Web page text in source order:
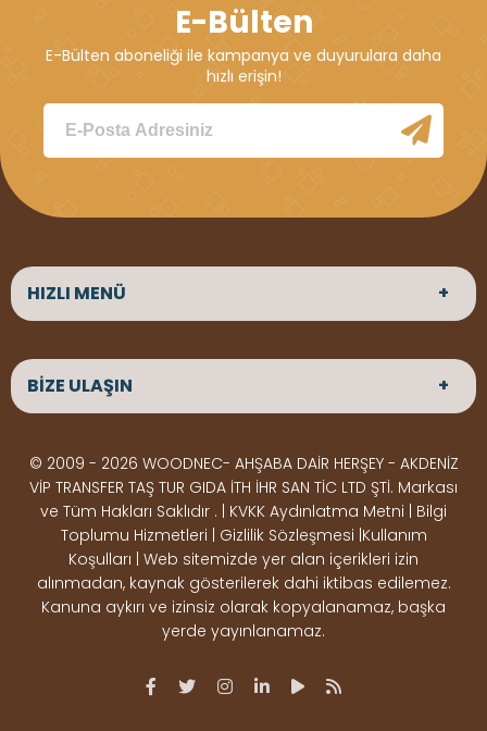
E-Bülten
E-Bülten aboneliği ile kampanya ve duyurulara daha
hızlı erişin!
HIZLI MENÜ
ANASAYFA
HAKKIMIZDA
ÜRÜNLER
Çeşitlerimiz
Çeşitlerimiz
Kereste
Çeşitlerimiz
Ahşap
Pergole
Ürünler
Deck Montaj
Ahşap
Dekorasyon
OSB,
BİZE ULAŞIN
BİZE ULAŞIN
Altınkale mah Osmangazi cad. no 355 Döşemealtı
Antalya
ÇALIŞMA SAATLERİ
Hafta içi : Haftaiçi 09:00 - 18:00
Hafta sonu : Cumartesi 10:00 - 15:00
İLETİŞİM
© 2009 - 2026 WOODNEC- AHŞABA DAİR HERŞEY - AKDENİZ
VİP TRANSFER TAŞ TUR GIDA İTH İHR SAN TİC LTD ŞTİ. Markası
ve Tüm Hakları Saklıdır . | KVKK Aydınlatma Metni | Bilgi
Toplumu Hizmetleri | Gizlilik Sözleşmesi |Kullanım
Koşulları | Web sitemizde yer alan içerikleri izin
alınmadan, kaynak gösterilerek dahi iktibas edilemez.
Kanuna aykırı ve izinsiz olarak kopyalanamaz, başka
yerde yayınlanamaz.